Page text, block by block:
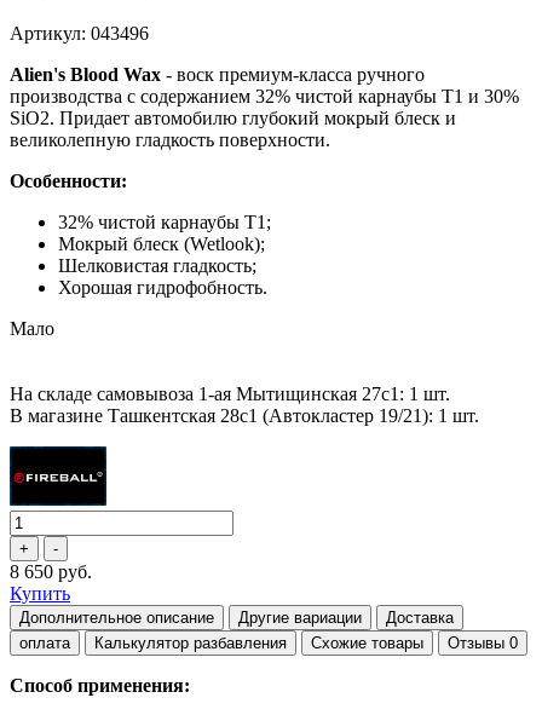
Артикул: 043496
Alien's Blood Wax - воск премиум-класса ручного
производства с содержанием 32% чистой карнаубы T1 и 30%
SiO2. Придает автомобилю глубокий мокрый блеск и
великолепную гладкость поверхности.
Особенности:
32% чистой карнаубы T1;
Мокрый блеск (Wetlook);
Шелковистая гладкость;
Хорошая гидрофобность.
Мало
На складе самовывоза 1-ая Мытищинская 27с1: 1 шт.
В магазине Ташкентская 28с1 (Автокластер 19/21): 1 шт.
8 650 руб.
Купить
Дополнительное описание Другие вариации
Доставка
оплата
Калькулятор разбавления Схожие товары Отзывы 0
Способ применения: